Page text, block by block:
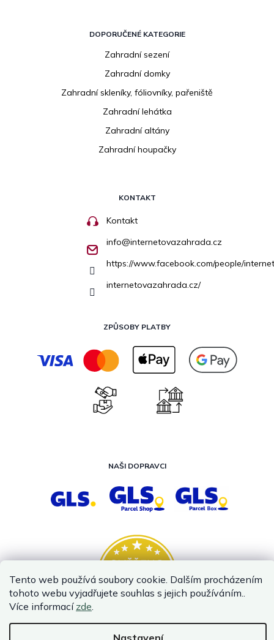
Tento web používá soubory cookie. Dalším procházením
tohoto webu vyjadřujete souhlas s jejich používáním..
Více informací zde.
Nastavení
DOPORUČENÉ KATEGORIE
Zahradní sezení
Zahradní domky
Zahradní skleníky, fóliovníky, pařeniště
Zahradní lehátka
Zahradní altány
Zahradní houpačky
KONTAKT
Kontakt
info@internetovazahrada.cz
https://www.facebook.com/people/
internetovazahrada.cz/
ZPŮSOBY PLATBY
NAŠI DOPRAVCI